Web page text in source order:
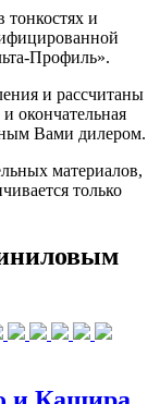
тонкостях и
Профиль».
и рассчитаны
окончательная
Вами дилером.
материалов,
только